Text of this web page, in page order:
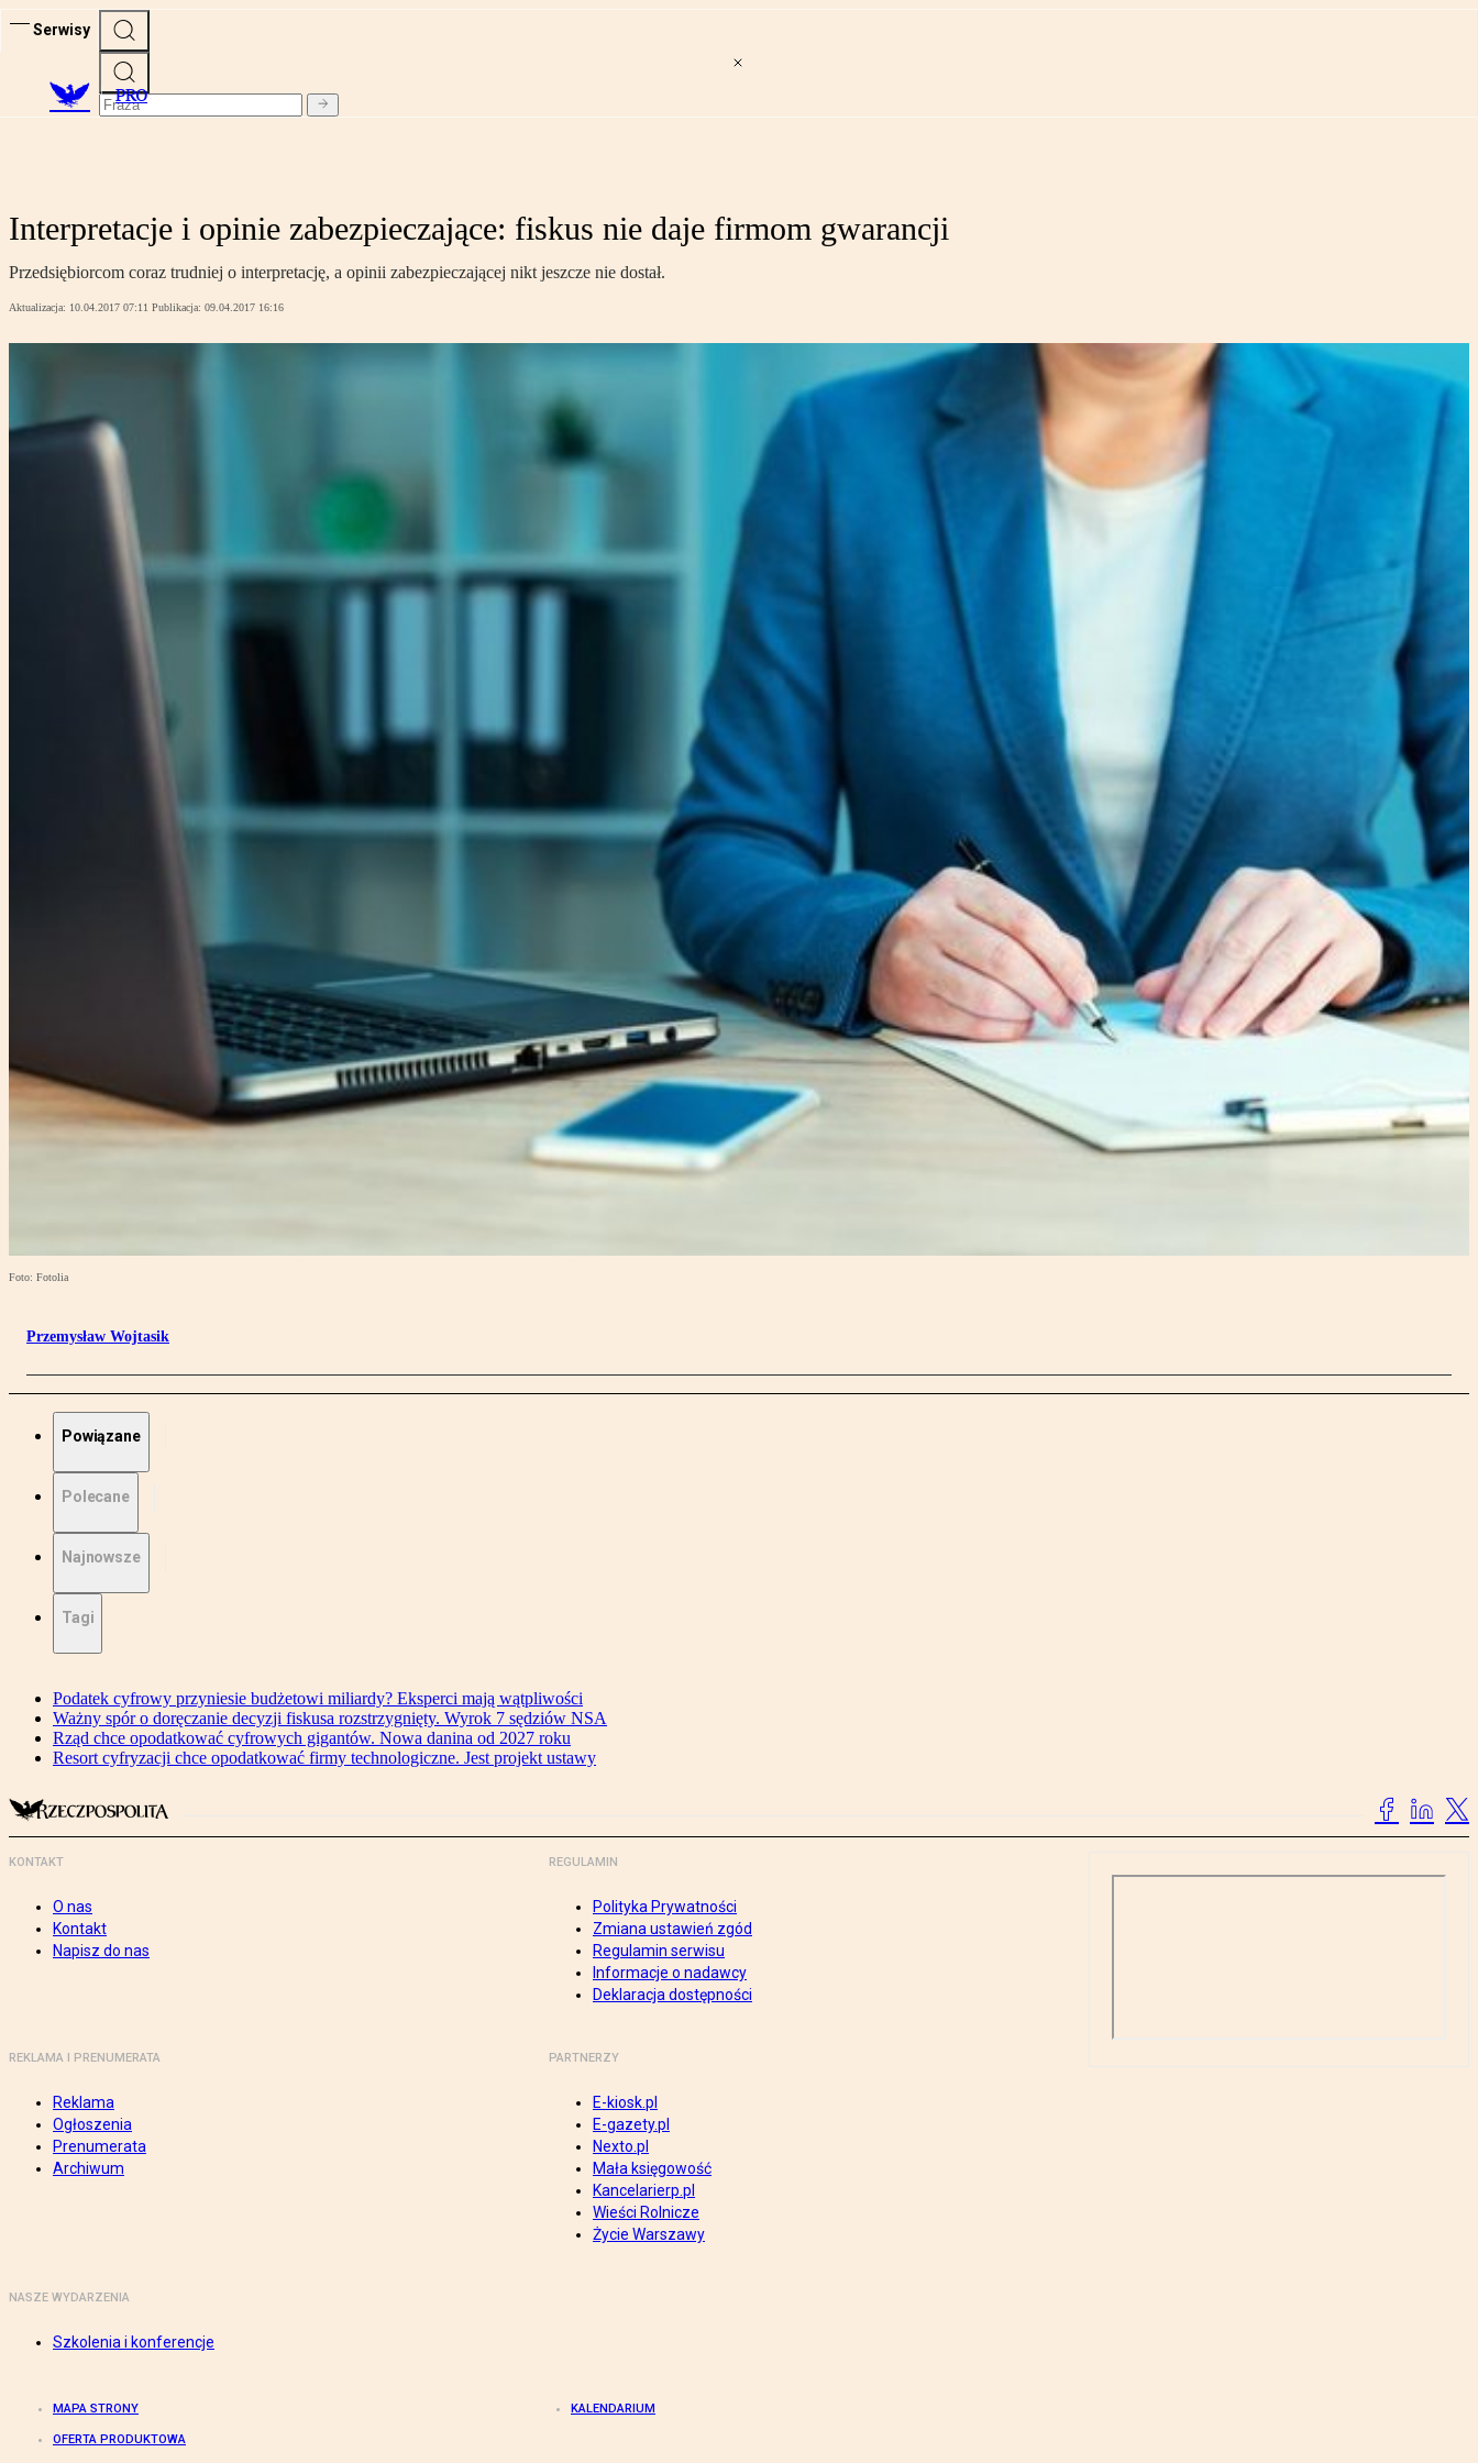
Serwisy
PRO
Interpretacje i opinie zabezpieczające: fiskus nie daje firmom gwarancji
Przedsiębiorcom coraz trudniej o interpretację, a opinii zabezpieczającej nikt jeszcze nie dostał.
Aktualizacja: 10.04.2017 07:11 Publikacja: 09.04.2017 16:16
Foto: Fotolia
Przemysław Wojtasik
Powiązane
Polecane
Najnowsze
Tagi
Podatek cyfrowy przyniesie budżetowi miliardy? Eksperci mają wątpliwości
Ważny spór o doręczanie decyzji fiskusa rozstrzygnięty. Wyrok 7 sędziów NSA
Rząd chce opodatkować cyfrowych gigantów. Nowa danina od 2027 roku
Resort cyfryzacji chce opodatkować firmy technologiczne. Jest projekt ustawy
KONTAKT
O nas
Kontakt
Napisz do nas
REGULAMIN
Polityka Prywatności
Zmiana ustawień zgód
Regulamin serwisu
Informacje o nadawcy
Deklaracja dostępności
REKLAMA I PRENUMERATA
Reklama
Ogłoszenia
Prenumerata
Archiwum
PARTNERZY
E-kiosk.pl
E-gazety.pl
Nexto.pl
Mała księgowość
Kancelarierp.pl
Wieści Rolnicze
Życie Warszawy
NASZE WYDARZENIA
Szkolenia i konferencje
MAPA STRONY KALENDARIUM
OFERTA PRODUKTOWA